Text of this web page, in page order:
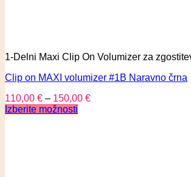
1-Delni Maxi Clip On Volumizer za
Clip on MAXI volumizer #1B Naravno črna
110,00 € – 150,00 €
Izberite možnosti